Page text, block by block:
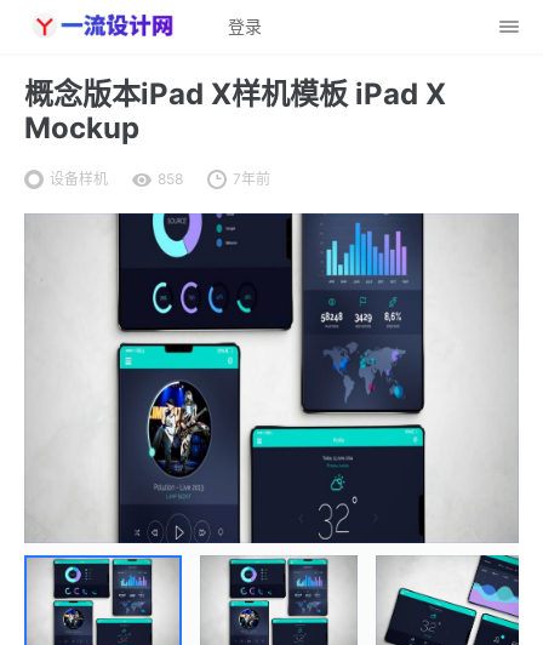
登录
概念版本iPad X样机模板 iPad X
Mockup
设备样机 858 7年前